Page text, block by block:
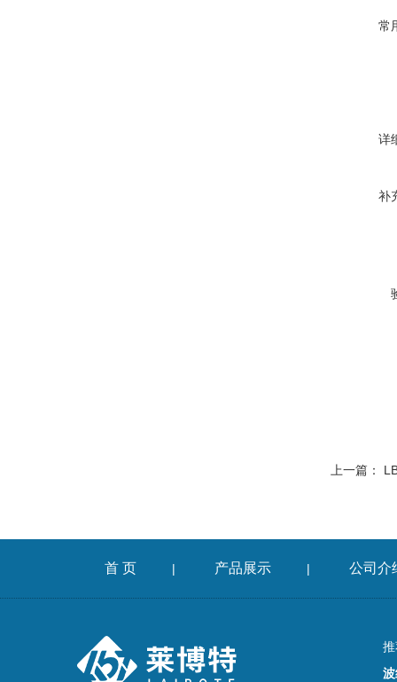
常
详
补
上一篇：
首 页 | 产品展示 | 公司介